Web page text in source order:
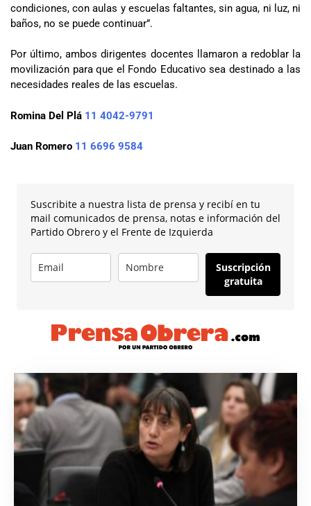
condiciones, con aulas y escuelas faltantes, sin agua, ni luz, ni
baños, no se puede continuar”.
Por último, ambos dirigentes docentes llamaron a redoblar la
movilización para que el Fondo Educativo sea destinado a las
necesidades reales de las escuelas.
Romina Del Plá 11 4042-9791
Juan Romero 11 6696 9584
Suscribite a nuestra lista de prensa y recibí en tu
mail comunicados de prensa, notas e información del
Partido Obrero y el Frente de Izquierda
Suscripción
gratuita